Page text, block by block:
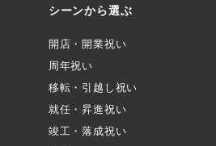
シーンから選ぶ
開店・開業祝い
周年祝い
移転・引越し祝い
就任・昇進祝い
竣工・落成祝い